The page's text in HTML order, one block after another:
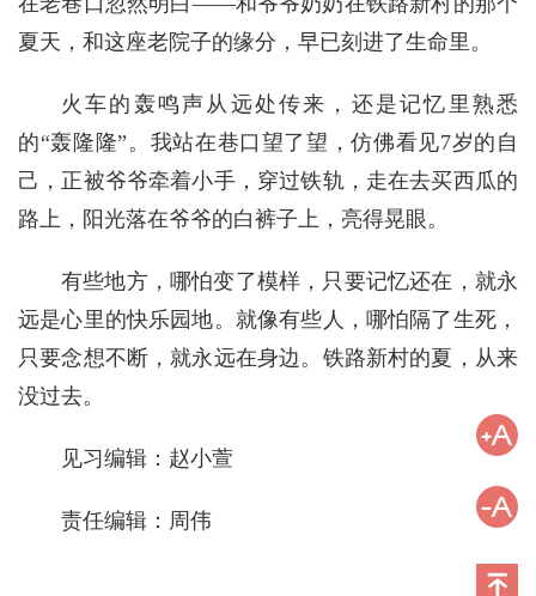
夏天，和这座老院子的缘分，早已刻进了生命里。
火车的轰鸣声从远处传来，还是记忆里熟悉
的“轰隆隆”。我站在巷口望了望，仿佛看见7岁的自
己，正被爷爷牵着小手，穿过铁轨，走在去买西瓜的
路上，阳光落在爷爷的白裤子上，亮得晃眼。
有些地方，哪怕变了模样，只要记忆还在，就永
远是心里的快乐园地。就像有些人，哪怕隔了生死，
只要念想不断，就永远在身边。铁路新村的夏，从来
没过去。
见习编辑：赵小萱
责任编辑：周伟